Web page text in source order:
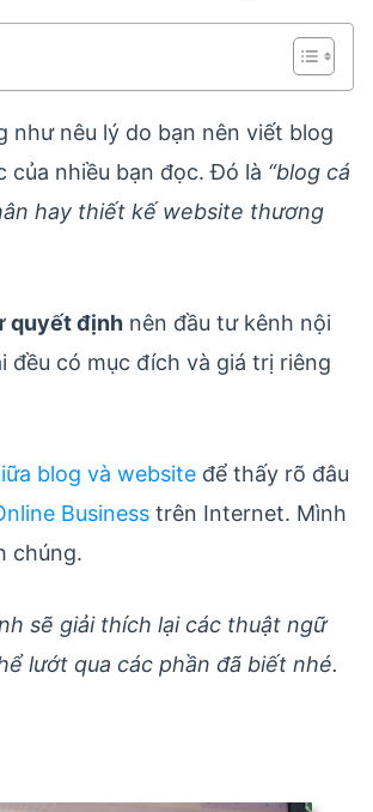
như nêu lý do bạn nên viết blog
của nhiều bạn đọc. Đó là “blog cá
hay thiết kế website thương
quyết định nên đầu tư kênh nội
đều có mục đích và giá trị riêng
blog và website để thấy rõ đâu
Business trên Internet. Mình
chúng.
sẽ giải thích lại các thuật ngữ
lướt qua các phần đã biết nhé.